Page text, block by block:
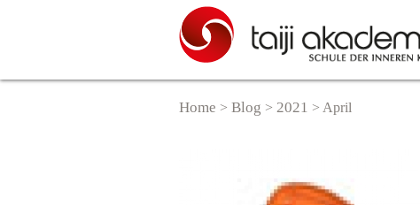
Home > Blog > 2021 > April